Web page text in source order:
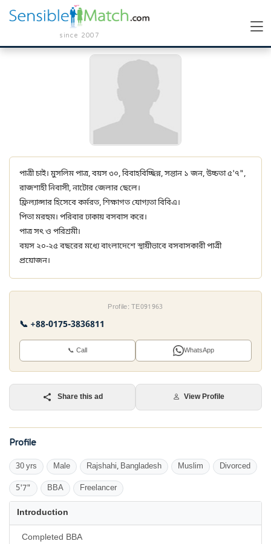
since 2007
পাত্রী চাই। মুসলিম পাত্র, বয়স ৩০, বিবাহবিচ্ছিন্ন, সন্তান ১ জন, উচ্চতা ৫'৭",
রাজশাহী নিবাসী, নাটোর জেলার ছেলে।
ফ্রিল্যান্সার হিসেবে কর্মরত, শিক্ষাগত যোগ্যতা বিবিএ।
পিতা মরহুম। পরিবার ঢাকায় বসবাস করে।
পাত্র সৎ ও পরিশ্রমী।
বয়স ২০-২৫ বছরের মধ্যে বাংলাদেশে স্থায়ীভাবে বসবাসকারী পাত্রী
প্রয়োজন।
Profile: TE091963
📞 +88-0175-3836811
📞 Call WhatsApp
Share this ad View Profile
Profile
30 yrs Male Rajshahi, Bangladesh Muslim Divorced
5'7" BBA Freelancer
Introduction
Completed BBA